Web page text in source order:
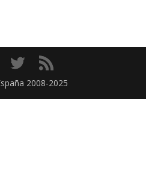
2008-2025